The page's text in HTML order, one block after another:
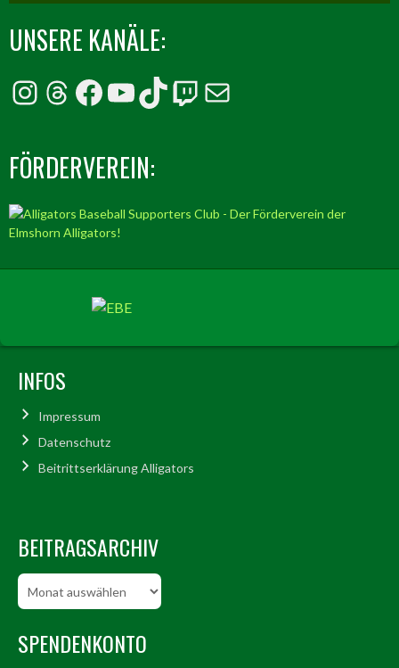
UNSERE KANÄLE:
Instagram
Threads
Facebook
YouTube
TikTok
Twitch
E-Mail
FÖRDERVEREIN:
INFOS
Impressum
Datenschutz
Beitrittserklärung Alligators
BEITRAGSARCHIV
Beitragsarchiv
SPENDENKONTO